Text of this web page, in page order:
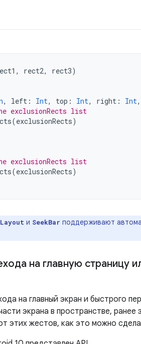
, rect2, rect3)
, left : Int, top : Int, right : Int,
exclusionRects list
(exclusionRects)
exclusionRects list
(exclusionRects)
и SeekBar поддерживают
на главную страницу
на главный экран и быстрого
экрана в пространстве, ранее
этих жестов, как это можно